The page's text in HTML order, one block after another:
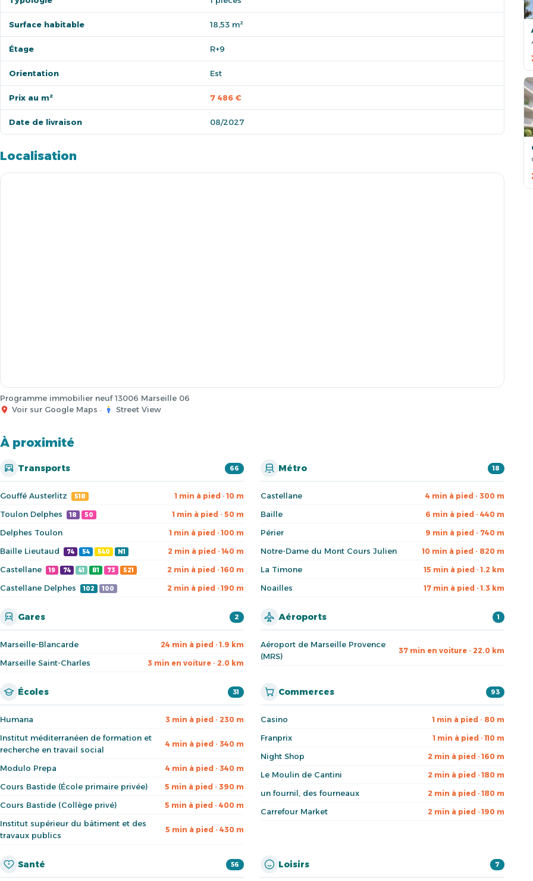
Surface habitable 18,53 m²
Étage R+9
Orientation Est
Prix au m² 7 486 €
Date de livraison 08/2027
Localisation
Programme immobilier neuf 13006 Marseille 06
Voir sur Google Maps · Street View
À proximité
Transports 66
Gouffé Austerlitz 518 1 min à pied · 10 m
Toulon Delphes 18 50 1 min à pied · 50 m
Delphes Toulon 1 min à pied · 100 m
Baille Lieutaud 74 54 540 N1 2 min à pied · 140 m
Castellane 19 74 41 B1 73 521 2 min à pied · 160 m
Castellane Delphes 102 100 2 min à pied · 190 m
Métro 18
Castellane 4 min à pied · 300 m
Baille 6 min à pied · 440 m
Périer 9 min à pied · 740 m
Notre-Dame du Mont Cours Julien 10 min à pied · 820 m
La Timone 15 min à pied · 1.2 km
Noailles 17 min à pied · 1.3 km
Gares 2
Marseille-Blancarde 24 min à pied · 1.9 km
Marseille Saint-Charles 3 min en voiture · 2.0 km
Aéroports 1
Aéroport de Marseille Provence
(MRS)
37 min en voiture · 22.0 km
Écoles 31
Humana 3 min à pied · 230 m
Institut méditerranéen de formation et
recherche en travail social
4 min à pied · 340 m
Modulo Prepa 4 min à pied · 340 m
Cours Bastide (École primaire privée) 5 min à pied · 390 m
Cours Bastide (Collège privé) 5 min à pied · 400 m
Institut supérieur du bâtiment et des
travaux publics
5 min à pied · 430 m
Commerces 93
Casino 1 min à pied · 80 m
Franprix 1 min à pied · 110 m
Night Shop 2 min à pied · 160 m
Le Moulin de Cantini 2 min à pied · 180 m
un fournil, des fourneaux 2 min à pied · 180 m
Carrefour Market 2 min à pied · 190 m
Santé 56 Loisirs 7